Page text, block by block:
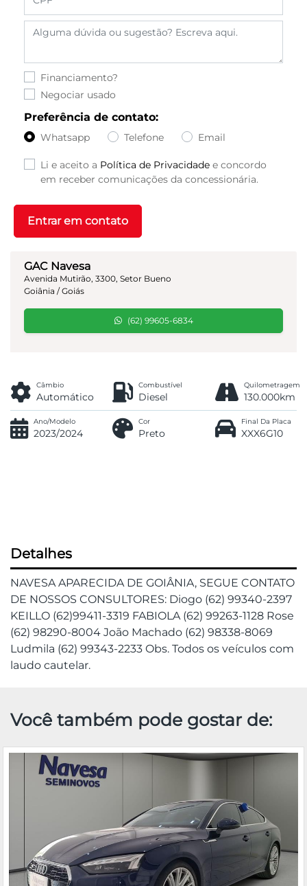
GAC Navesa
Avenida Mutirão, 3300, Setor Bueno
Goiânia / Goiás
(62) 99605-6834
Financiamento?
Negociar usado
Preferência de contato:
Whatsapp Telefone Email
Li e aceito a Política de Privacidade e concordo
em receber comunicações da concessionária.
Entrar em contato
Câmbio
Automático
Combustível
Diesel
Quilometragem
130.000km
Ano/Modelo
2023/2024
Cor
Preto
Final Da Placa
XXX6G10
Detalhes
NAVESA APARECIDA DE GOIÂNIA, SEGUE CONTATO
DE NOSSOS CONSULTORES: Diogo (62) 99340-2397
KEILLO (62)99411-3319 FABIOLA (62) 99263-1128 Rose
(62) 98290-8004 João Machado (62) 98338-8069
Ludmila (62) 99343-2233 Obs. Todos os veículos com
laudo cautelar.
Você também pode gostar de: